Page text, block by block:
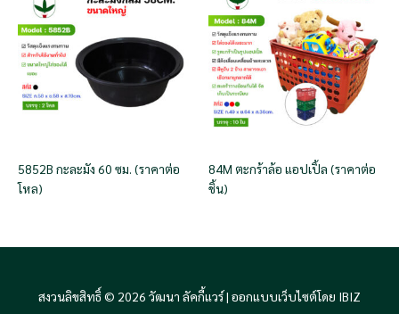
5852B กะละมัง 60 ซม. (ราคาต่อ
โหล)
84M ตะกร้าล้อ แอปเปิ้ล (ราคาต่อ
ชิ้น)
สงวนลิขสิทธิ์ © 2026 วัฒนา ลัคกี้แวร์ | ออกแบบเว็บไซต์โดย IBIZ